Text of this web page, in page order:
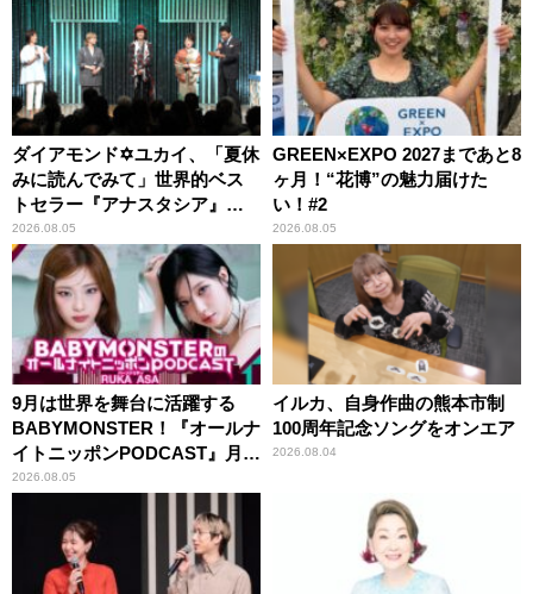
ダイアモンド✡ユカイ、「夏休
みに読んでみて」世界的ベス
トセラー『アナスタシア』を
紹介
2026.08.05
GREEN×EXPO 2027まであと8
ヶ月！“花博”の魅力届けた
い！#2
2026.08.05
9月は世界を舞台に活躍する
BABYMONSTER！『オールナ
イトニッポンPODCAST』月替
わりパーソナリティ
2026.08.05
イルカ、自身作曲の熊本市制
100周年記念ソングをオンエア
2026.08.04